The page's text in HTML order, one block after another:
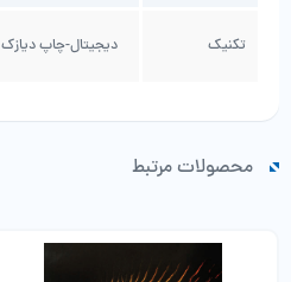
تکنیک دیجیتال-چاپ دیازک
محصولات مرتبط